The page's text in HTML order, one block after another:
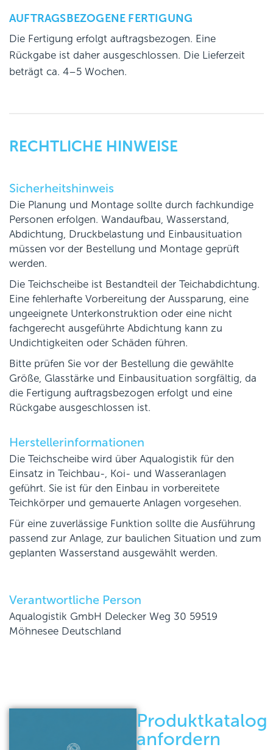
AUFTRAGSBEZOGENE FERTIGUNG
Die Fertigung erfolgt auftragsbezogen. Eine
Rückgabe ist daher ausgeschlossen. Die Lieferzeit
beträgt ca. 4–5 Wochen.
RECHTLICHE HINWEISE
Sicherheitshinweis
Die Planung und Montage sollte durch fachkundige
Personen erfolgen. Wandaufbau, Wasserstand,
Abdichtung, Druckbelastung und Einbausituation
müssen vor der Bestellung und Montage geprüft
werden.
Die Teichscheibe ist Bestandteil der Teichabdichtung.
Eine fehlerhafte Vorbereitung der Aussparung, eine
ungeeignete Unterkonstruktion oder eine nicht
fachgerecht ausgeführte Abdichtung kann zu
Undichtigkeiten oder Schäden führen.
Bitte prüfen Sie vor der Bestellung die gewählte
Größe, Glasstärke und Einbausituation sorgfältig, da
die Fertigung auftragsbezogen erfolgt und eine
Rückgabe ausgeschlossen ist.
Herstellerinformationen
Die Teichscheibe wird über Aqualogistik für den
Einsatz in Teichbau-, Koi- und Wasseranlagen
geführt. Sie ist für den Einbau in vorbereitete
Teichkörper und gemauerte Anlagen vorgesehen.
Für eine zuverlässige Funktion sollte die Ausführung
passend zur Anlage, zur baulichen Situation und zum
geplanten Wasserstand ausgewählt werden.
Verantwortliche Person
Aqualogistik GmbH Delecker Weg 30 59519
Möhnesee Deutschland
Produktkatalog
anfordern